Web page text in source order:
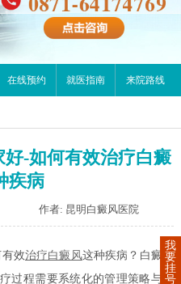
在线预约 就医指南 来院路线
-如何有效治疗白癜
疾病
作者: 昆明白癜风医院
效治疗白癜风这种疾病？白癜风
过程需要系统化的管理策略与个
我
要
挂
号